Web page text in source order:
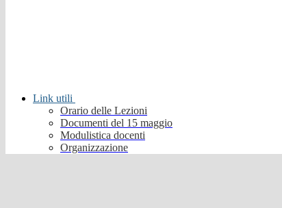
Link utili
Orario delle Lezioni
Documenti del 15 maggio
Modulistica docenti
Organizzazione